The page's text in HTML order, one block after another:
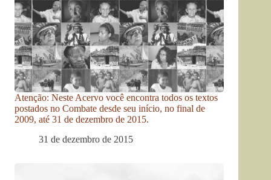
Atenção: Neste Acervo você encontra todos os textos
postados no Combate desde seu início, no final de
2009, até 31 de dezembro de 2015.
31 de dezembro de 2015